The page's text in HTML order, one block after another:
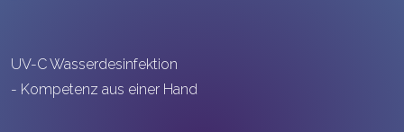
UV-C Wasserdesinfektion
- Kompetenz aus einer Hand